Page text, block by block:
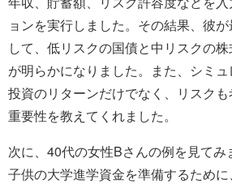
ョンを実行しました。その結果、彼
して、低リスクの国債と中リスクの
が明らかになりました。また、シミュ
投資のリターンだけでなく、リスク
重要性を教えてくれました。
次に、40代の女性Bさんの例を見てみ
子供の大学進学資金を準備するため